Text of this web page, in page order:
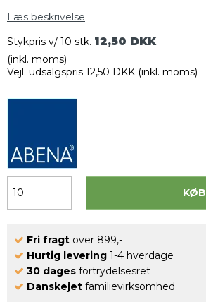
Læs beskrivelse
Stykpris v/ 10 stk. 12,50 DKK
(inkl. moms)
Vejl. udsalgspris 12,50 DKK (inkl. moms)
KØB
Fri fragt over 899,-
Hurtig levering 1-4 hverdage
30 dages fortrydelsesret
Danskejet familievirksomhed